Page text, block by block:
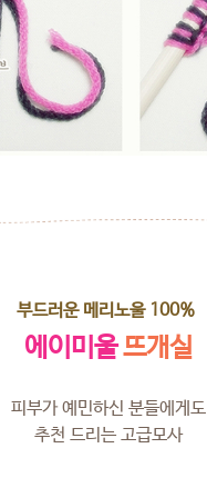
부드러운 메리노울 100%
에이미울뜨개실
피부가 예민하신 분들에게도
추천 드리는 고급모사